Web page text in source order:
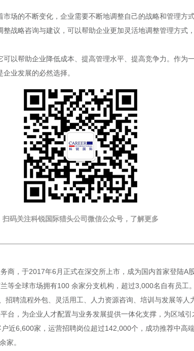
场的不断变化，企业需要不断地调整自己的战略和管理方
战略咨询与建议，可以帮助企业更加灵活地调整管理方式
以帮助企业降低成本、提高管理水平、提高竞争力。作为
业发展的必然选择。
扫码关注科锐国际猎头公司微信公众号，了解更多
商，于2017年6月正式在深交所上市，成为国内首家登陆A
等全球市场拥有100 余家分支机构，超过3,000名自有员工
招聘流程外包、灵活用工、人力资源咨询、培训与发展等
台，为企业人才配置与业务发展提供一体化支撑，为区域
近6,600家，运营招聘岗位超过142,000个，成功推荐中高
家。